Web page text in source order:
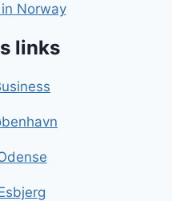
Norway
links